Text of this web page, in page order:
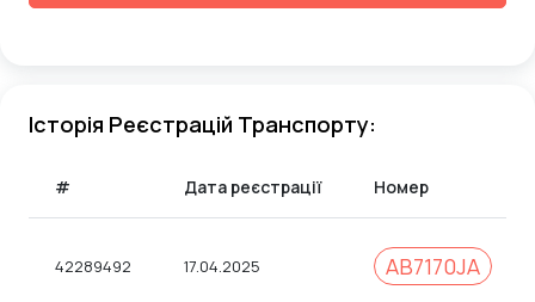
Історія Реєстрацій Транспорту:
# Дата реєстрації Номер
42289492 17.04.2025 АВ7170JА